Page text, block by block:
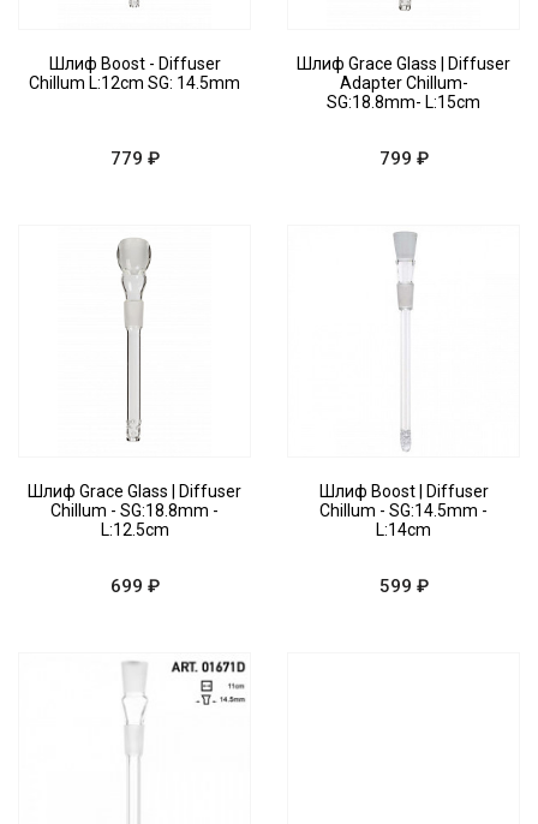
Шлиф Boost - Diffuser
Chillum L:12cm SG: 14.5mm
779 ₽
Шлиф Grace Glass | Diffuser
Adapter Chillum-
SG:18.8mm- L:15cm
799 ₽
Шлиф Grace Glass | Diffuser
Chillum - SG:18.8mm -
L:12.5cm
699 ₽
Шлиф Boost | Diffuser
Chillum - SG:14.5mm -
L:14cm
599 ₽